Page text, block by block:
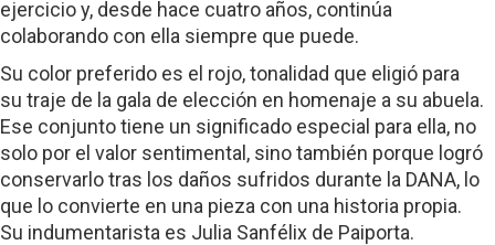
ejercicio y, desde hace cuatro años, continúa
colaborando con ella siempre que puede.
Su color preferido es el rojo, tonalidad que eligió para
su traje de la gala de elección en homenaje a su abuela.
Ese conjunto tiene un significado especial para ella, no
solo por el valor sentimental, sino también porque logró
conservarlo tras los daños sufridos durante la DANA, lo
que lo convierte en una pieza con una historia propia.
Su indumentarista es Julia Sanfélix de Paiporta.